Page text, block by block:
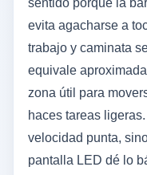
sentido porque la
evita agacharse a
trabajo y caminata
equivale
zona útil para
haces tareas
velocidad punta,
pantalla LED dé lo